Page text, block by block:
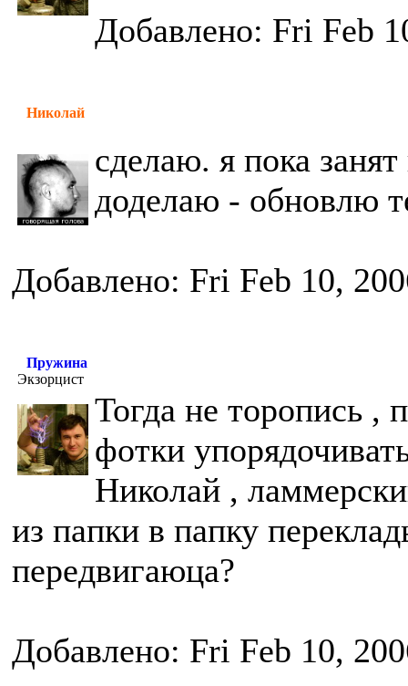
Добавлено: Fri Feb
Николай
сделаю. я пока
доделаю - обновлю
Добавлено: Fri Feb 10,
Пружина
Экзорцист
Тогда не торопись ,
фотки
Николай ,
из папки в папку
передвигаюца?
Добавлено: Fri Feb 10,